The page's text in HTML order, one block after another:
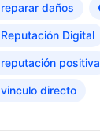
reparar daños
Reputación Digital
reputación positiva
vinculo directo